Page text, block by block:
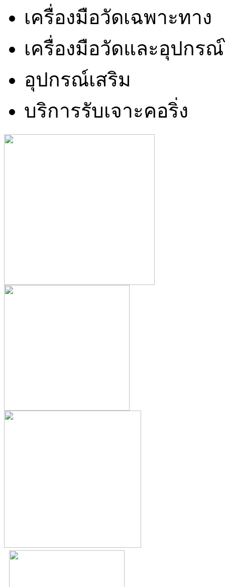
เครื่องมือวัดเฉพาะทาง
เครื่องมือวัดและอุปกร
อุปกรณ์เสริม
บริการรับเจาะคอริ่ง